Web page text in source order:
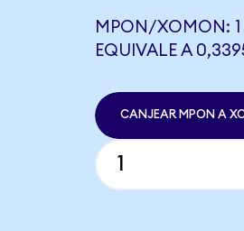
MPON/XOMON: 1
EQUIVALE A
CANJEAR MPON A